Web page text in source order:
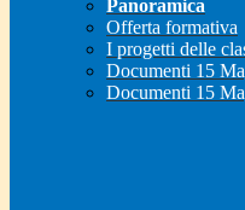
Panoramica
Offerta formativa
I progetti delle
Documenti 15
Documenti 15